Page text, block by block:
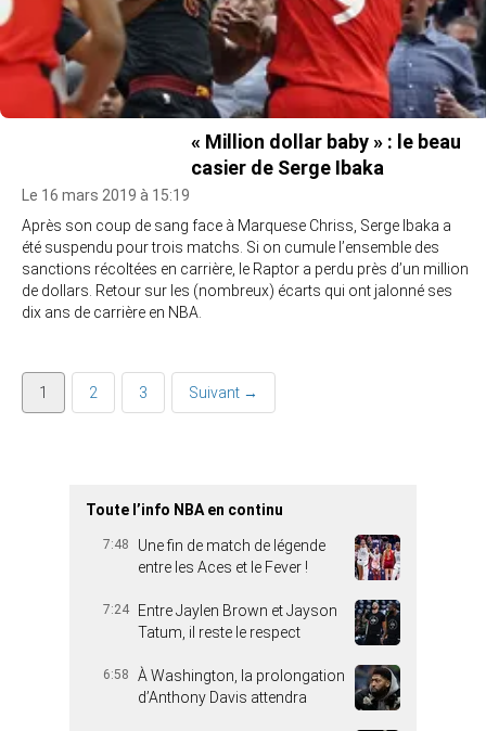
« Million dollar baby » : le beau
casier de Serge Ibaka
Le 16 mars 2019 à 15:19
Après son coup de sang face à Marquese Chriss, Serge Ibaka a
été suspendu pour trois matchs. Si on cumule l’ensemble des
sanctions récoltées en carrière, le Raptor a perdu près d’un million
de dollars. Retour sur les (nombreux) écarts qui ont jalonné ses
dix ans de carrière en NBA.
1 2 3 Suivant →
Toute l’info NBA en continu
7:48
Une fin de match de légende
entre les Aces et le Fever !
7:24
Entre Jaylen Brown et Jayson
Tatum, il reste le respect
6:58
À Washington, la prolongation
d’Anthony Davis attendra